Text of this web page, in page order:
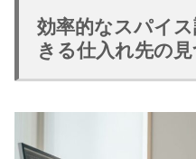
効率的なスパイ
きる仕入れ先の